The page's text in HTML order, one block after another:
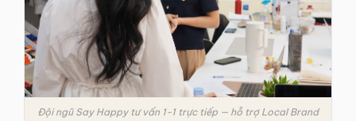
Đội ngũ Say Happy tư vấn 1-1 trực tiếp — hỗ trợ Local Brand